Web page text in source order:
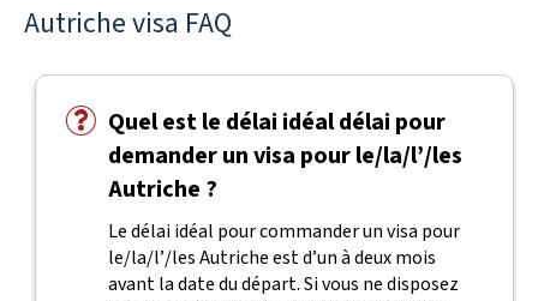
Autriche visa FAQ
Quel est le délai idéal délai pour
demander un visa pour le/la/l’/les
Autriche ?
Le délai idéal pour commander un visa pour
le/la/l’/les Autriche est d’un à deux mois
avant la date du départ. Si vous ne disposez